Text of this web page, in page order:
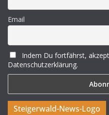
Email
Indem Du fortfährst,
Datenschutzerklärung.
Steigerwald-News-Logo